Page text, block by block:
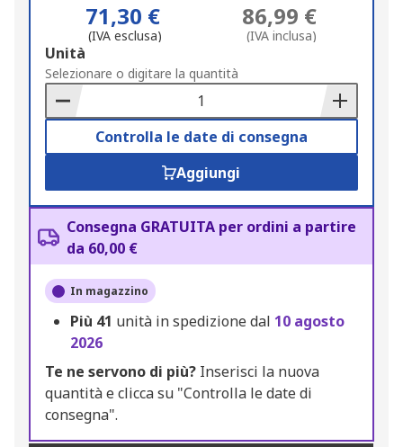
71,30 €
(IVA esclusa)
86,99 €
(IVA inclusa)
Add
to
Basket
Unità
Selezionare o digitare la quantità
Controlla le date di consegna
Aggiungi
Consegna GRATUITA per ordini a partire
da 60,00 €
In magazzino
Più 41 unità in spedizione dal 10 agosto
2026
Te ne servono di più? Inserisci la nuova
quantità e clicca su "Controlla le date di
consegna".